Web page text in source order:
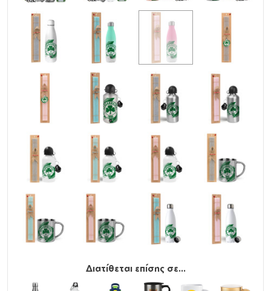
εξωτερικό τοίχωμα.
Βιδωτό καπάκι με αεροστεγές και χωρίς διαρροές
κλείσιμο
Ανακυκλώσιμο
Διατίθεται επίσης σε...